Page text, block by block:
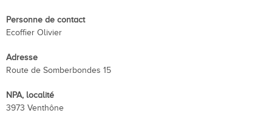
Personne de contact
Ecoffier Olivier
Adresse
Route de Somberbondes 15
NPA, localité
3973 Venthône